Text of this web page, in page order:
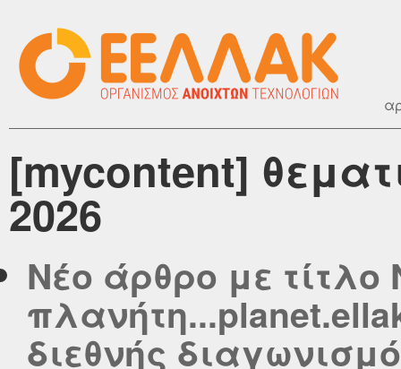
[mycontent]
2026
Νέο άρθρο με
διεθνής